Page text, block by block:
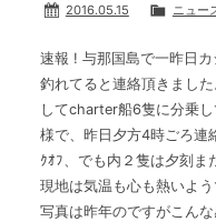
2016.05.15 ニュー
速報 ! 与那国島で一昨日
釣れてると連絡頂きまし
してcharter船6隻に分乗
様で、昨日夕方4時ごろ連
ｸｵﾌ、でも内２隻は夕刻ま
現地は気温も心も熱いよ
写真は昨年のですがこん